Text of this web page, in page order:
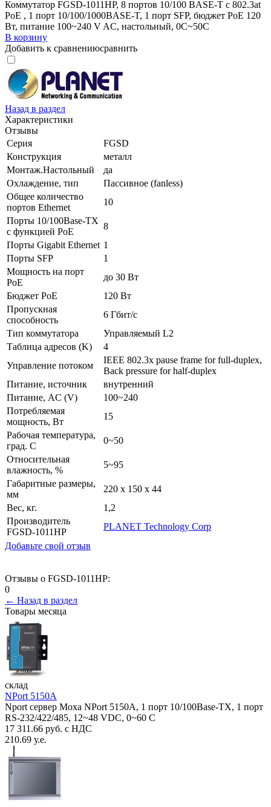
Коммутатор FGSD-1011HP, 8 портов 10/100 BASE-T с 802.3at
PoE , 1 порт 10/100/1000BASE-T, 1 порт SFP, бюджет PoE 120
Вт, питание 100~240 V AC, настольный, 0С~50C
В корзину
Добавить к сравнениюсравнить
Назад в раздел
Характеристики
Отзывы
Серия
FGSD
Конструкция
металл
Монтаж.Настольный
да
Охлаждение, тип
Пассивное (fanless)
Общее количество
портов Ethernet
10
Порты 10/100Base-TX
с функцией PoE
8
Порты Gigabit Ethernet 1
Порты SFP
1
Мощность на порт
PoE
до 30 Вт
Бюджет PoE
120 Вт
Пропускная
способность
6 Гбит/с
Тип коммутатора
Управляемый L2
Таблица адресов (K)
4
Управление потоком
IEEE 802.3x pause frame for full-duplex,
Back pressure for half-duplex
Питание, источник
внутренний
Питание, AC (V)
100~240
Потребляемая
мощность, Вт
15
Рабочая температура,
град. C
0~50
Относительная
влажность, %
5~95
Габаритные размеры,
мм
220 x 150 x 44
Вес, кг.
1,2
Производитель
FGSD-1011HP
PLANET Technology Corp
Добавьте свой отзыв
Отзывы о FGSD-1011HP:
0
← Назад в раздел
Товары месяца
склад
NPort 5150A
Nport сервер Moxa NPort 5150A, 1 порт 10/100Base-TX, 1 порт
RS-232/422/485, 12~48 VDC, 0~60 С
17 311.66 руб. с НДС
210.69 у.е.